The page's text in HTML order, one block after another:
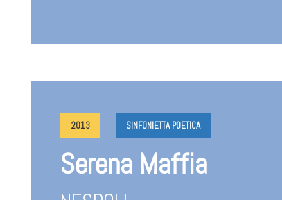
2013 SINFONIETTA POETICA
Serena Maffia